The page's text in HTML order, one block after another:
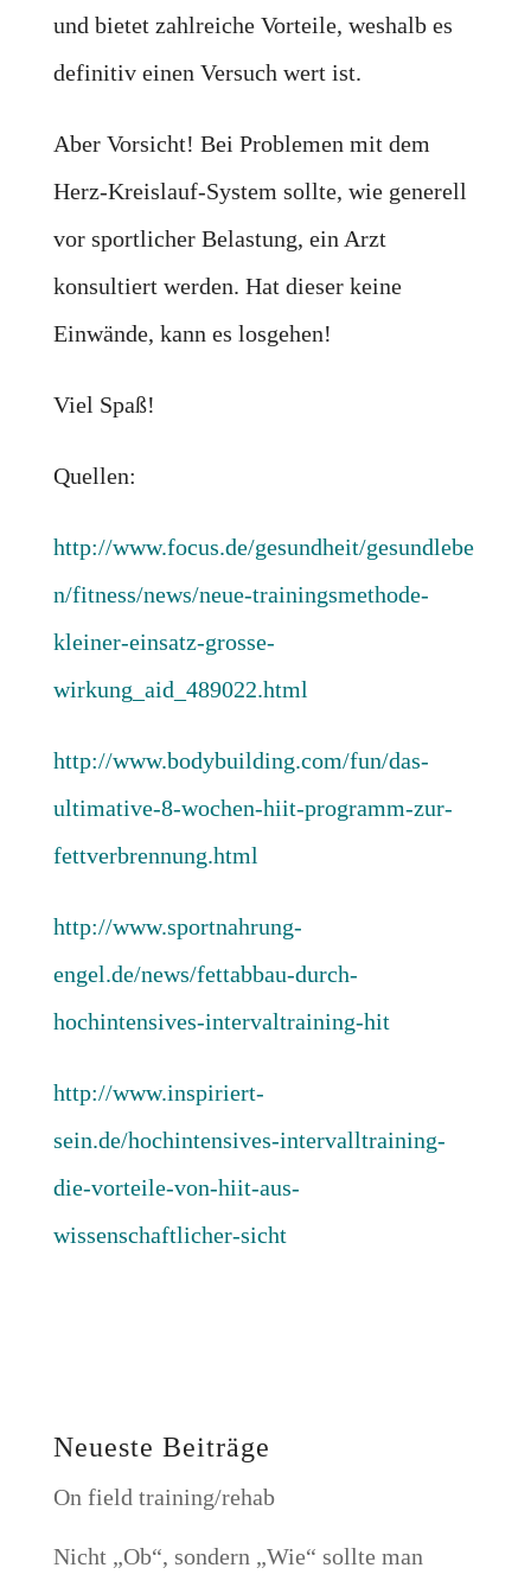
und bietet zahlreiche Vorteile, weshalb es
definitiv einen Versuch wert ist.
Aber Vorsicht! Bei Problemen mit dem
Herz-Kreislauf-System sollte, wie generell
vor sportlicher Belastung, ein Arzt
konsultiert werden. Hat dieser keine
Einwände, kann es losgehen!
Viel Spaß!
Quellen:
http://www.focus.de/gesundheit/gesundlebe
n/fitness/news/neue-trainingsmethode-
kleiner-einsatz-grosse-
wirkung_aid_489022.html
http://www.bodybuilding.com/fun/das-
ultimative-8-wochen-hiit-programm-zur-
fettverbrennung.html
http://www.sportnahrung-
engel.de/news/fettabbau-durch-
hochintensives-intervaltraining-hit
http://www.inspiriert-
sein.de/hochintensives-intervalltraining-
die-vorteile-von-hiit-aus-
wissenschaftlicher-sicht
Neueste Beiträge
On field training/rehab
Nicht „Ob“, sondern „Wie“ sollte man